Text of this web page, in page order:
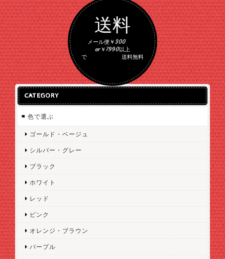
送料
メール便￥300
or￥7990以上
で 送料無料
CATEGORY
色で選ぶ
ゴールド・ベージュ
シルバー・グレー
ブラック
ホワイト
レッド
ピンク
オレンジ・ブラウン
パープル